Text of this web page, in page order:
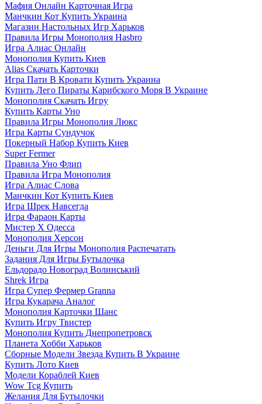
Мафия Онлайн Карточная Игра
Манчкин Кот Купить Украина
Магазин Настольных Игр Харьков
Правила Игры Монополия Hasbro
Игра Алиас Онлайн
Монополия Купить Киев
Alias Скачать Карточки
Игра Пати В Кровати Купить Украина
Купить Лего Пираты Карибского Моря В Украине
Монополия Скачать Игру
Купить Карты Уно
Правила Игры Монополия Люкс
Игра Карты Сундучок
Покерный Набор Купить Киев
Super Fermer
Правила Уно Флип
Правила Игра Монополия
Игра Алиас Слова
Манчкин Кот Купить Киев
Игра Шрек Навсегда
Игра Фараон Карты
Мистер Х Одесса
Монополия Херсон
Деньги Для Игры Монополия Распечатать
Задания Для Игры Бутылочка
Ельдорадо Новоград Волинський
Shrek Игра
Игра Супер Фермер Granna
Игра Кукарача Аналог
Монополия Карточки Шанс
Купить Игру Твистер
Монополия Купить Днепропетровск
Планета Хобби Харьков
Сборные Модели Звезда Купить В Украине
Купить Лото Киев
Модели Кораблей Киев
Wow Tcg Купить
Желания Для Бутылочки